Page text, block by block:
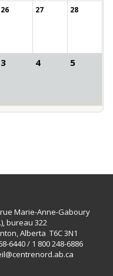
26 27 28
3 4 5
rue Marie-Anne-Gaboury
bureau 322
Alberta T6C 3N1
6440 / 1 800 248-6886